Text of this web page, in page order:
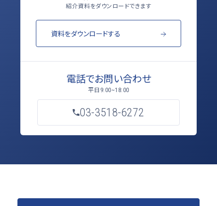
紹介資料をダウンロードできます
資料をダウンロードする
電話でお問い合わせ
平日 9:00~18:00
03-3518-6272